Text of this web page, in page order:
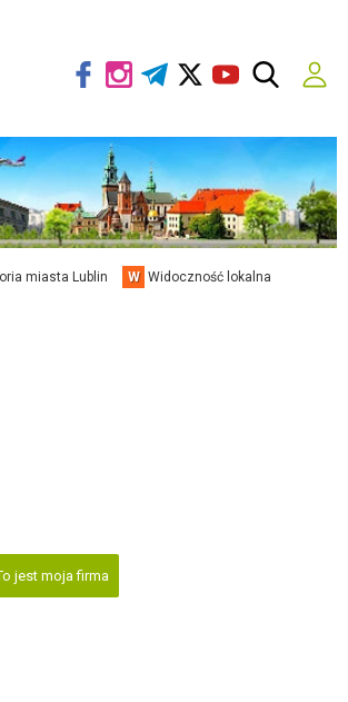
miasta Lublin W Widoczność lokalna
jest moja firma